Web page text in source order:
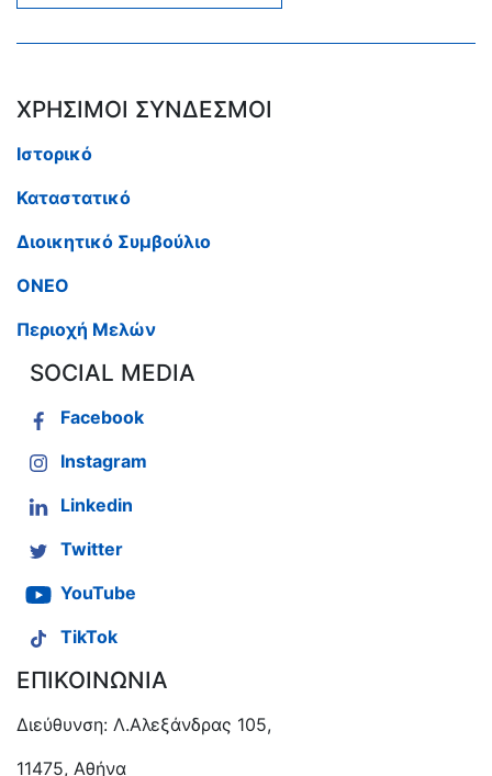
ΧΡΗΣΙΜΟΙ ΣΥΝΔΕΣΜΟΙ
Ιστορικό
Καταστατικό
Διοικητικό Συμβούλιο
ΟΝΕΟ
Περιοχή Μελών
SOCIAL MEDIA
Facebook
Instagram
Linkedin
Twitter
YouTube
TikTok
ΕΠΙΚΟΙΝΩΝΙΑ
Διεύθυνση: Λ.Αλεξάνδρας 105,
11475, Αθήνα